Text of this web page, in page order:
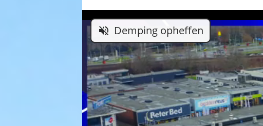
volume_off Demping opheffen